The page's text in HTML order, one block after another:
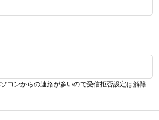
コンからの連絡が多いので受信拒否設定は解除